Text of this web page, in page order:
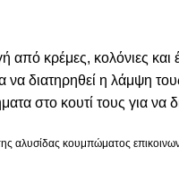
από κρέμες, κολόνιες
να διατηρηθεί η λάμψη
στο κουτί τους για να
αλυσίδας κουμπώματος